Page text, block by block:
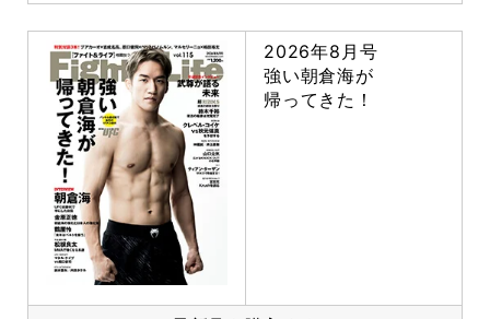
2026年8月号
強い朝倉海が
帰ってきた！